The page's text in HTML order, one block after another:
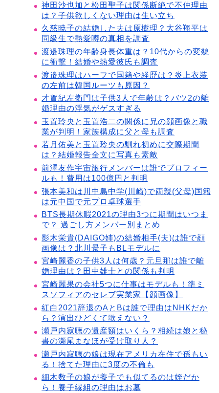
神田沙也加と松田聖子は関係断絶で不仲理由
は？子供欲しくない理由は生い立ち
久慈暁子の結婚した夫は原樹理？大谷翔平は
同級生で熱愛噂の真相を調査
渡邉珠理の年齢身長体重は？10代からの変貌
に衝撃！結婚や熱愛彼氏も調査
渡邉珠理はハーフで国籍や経歴は？炎上衣装
の左前は韓国ルーツも原因？
才賀紀左衛門は子供3人で年齢は？バツ2の離
婚理由の浮気がゲスすぎる
玉置玲央と玉置浩二の関係に兄の顔画像と職
業が判明！家族構成に父と母も調査
若月佑美と玉置玲央の馴れ初めに交際期間
は？結婚報告全文に写真も素敵
前澤友作宇宙旅行メンバーは誰でプロフィー
ルも！費用は100億円と判明
張本美和は川中島中学(川崎)で両親(父母)国籍
は元中国で元プロ卓球選手
BTS長期休暇2021の理由3つに期間はいつま
で？ 過ごし方メンバー別まとめ
影木栄貴(DAIGO姉)の結婚相手(夫)は誰で顔
画像は？北川景子もBLモデルに
宮崎麗香の子供3人は何歳？元旦那は誰で離
婚理由は？田中雄士との関係も判明
宮崎麗果の会社5つに仕事はモデルも！準ミ
スソフィアのセレブ実業家【顔画像】
紅白2021辞退のAとBは誰で理由はNHKだか
ら？演出ひどくて歌えない？
瀬戸内寂聴の遺産額はいくら？相続は娘と秘
書の瀬尾まなほが受け取り人？
瀬戸内寂聴の娘は現在アメリカ在住で孫もい
る！捨てた理由に3度の不倫も
細木数子の娘が養子でも似てるのは姪だか
ら！養子縁組の理由はお墓